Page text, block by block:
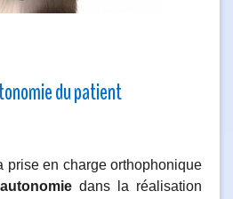
du patient
prise en charge orthophonique
autonomie dans la réalisation